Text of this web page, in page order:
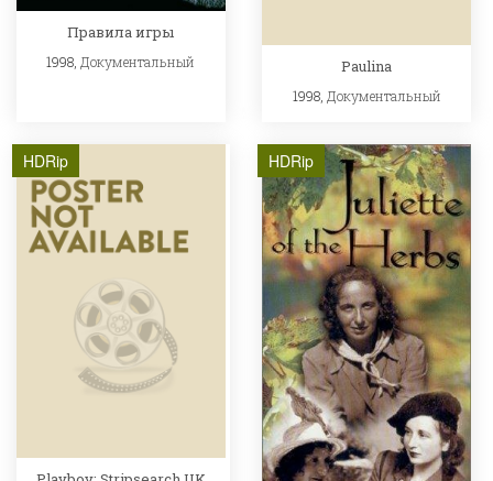
Правила игры
1998, Документальный Paulina
1998, Документальный
HDRip HDRip